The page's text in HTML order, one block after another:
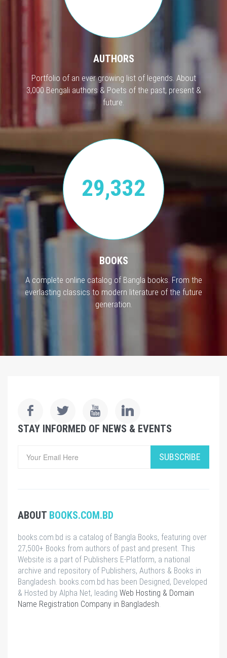
AUTHORS
Portfolio of an ever growing list of legends. About
3,000 Bengali authors & Poets of the past, present &
future.
29,332
BOOKS
A complete online catalog of Bangla books. From the
everlasting classics to modern literature of the future
generation.
STAY INFORMED OF NEWS & EVENTS
SUBSCRIBE
ABOUT BOOKS.COM.BD
books.com.bd is a catalog of Bangla Books, featuring over
27,500+ Books from authors of past and present. This
Website is a part of Publishers E-Platform, a national
archive and repository of Publishers, Authors & Books in
Bangladesh. books.com.bd has been Designed, Developed
& Hosted by Alpha Net, leading Web Hosting & Domain
Name Registration Company in Bangladesh.